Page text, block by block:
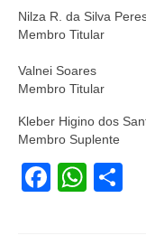
Notícias
Vídeos
Editais
Links Úteis
Nilza R. da Silva
Membro Titular
Valnei Soares
Membro Titular
Kleber Higino dos
Membro Suplente